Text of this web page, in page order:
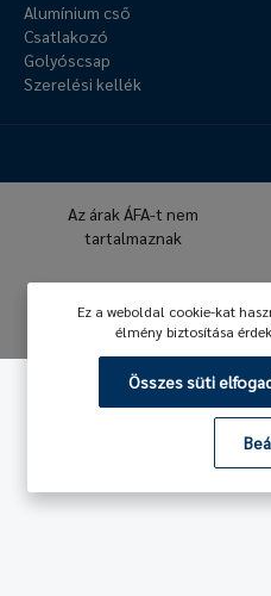
Alumínium cső
Csatlakozó
Golyóscsap
Szerelési kellék
© 2026
Az árak ÁFA-t nem
tartalmaznak
Ez a weboldal cookie-kat
élmény biztosítása
Összes süti